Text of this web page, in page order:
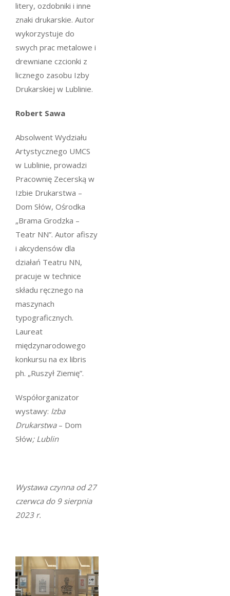
litery, ozdobniki i inne
znaki drukarskie. Autor
wykorzystuje do
swych prac metalowe i
drewniane czcionki z
licznego zasobu Izby
Drukarskiej w Lublinie.
Robert Sawa
Absolwent Wydziału
Artystycznego UMCS
w Lublinie, prowadzi
Pracownię Zecerską w
Izbie Drukarstwa –
Dom Słów, Ośrodka
„Brama Grodzka –
Teatr NN”. Autor afiszy
i akcydensów dla
działań Teatru NN,
pracuje w technice
składu ręcznego na
maszynach
typograficznych.
Laureat
międzynarodowego
konkursu na ex libris
ph. „Ruszył Ziemię”.
Współorganizator
wystawy: Izba
Drukarstwa– Dom
Słów; Lublin
Wystawa czynna od 27
czerwca do 9 sierpnia
2023 r.